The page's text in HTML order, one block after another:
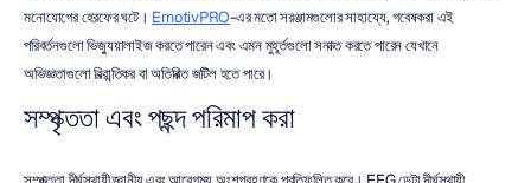
মনোযোগের হেরফের ঘটে। EmotivPRO-এর মতো সরঞ্জামগুলোর সাহায্যে, গবেষকরা এই
পরিবর্তনগুলো ভিজ্যুয়ালাইজ করতে পারেন এবং এমন মুহূর্তগুলো সনাক্ত করতে পারেন যেখানে
অভিজ্ঞতাগুলো বিভ্রান্তিকর বা অতিরিক্ত জটিল হতে পারে।
সম্পৃক্ততা এবং পছন্দ পরিমাপ করা